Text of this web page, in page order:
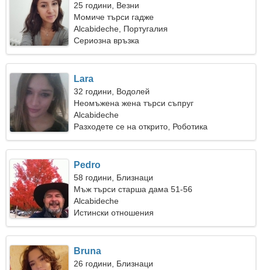
25 години, Везни
Момиче търси гадже
Alcabideche, Португалия
Сериозна връзка
Lara
32 години, Водолей
Неомъжена жена търси съпруг
Alcabideche
Разходете се на открито, Роботика
Pedro
58 години, Близнаци
Мъж търси старша дама 51-56
Alcabideche
Истински отношения
Bruna
26 години, Близнаци